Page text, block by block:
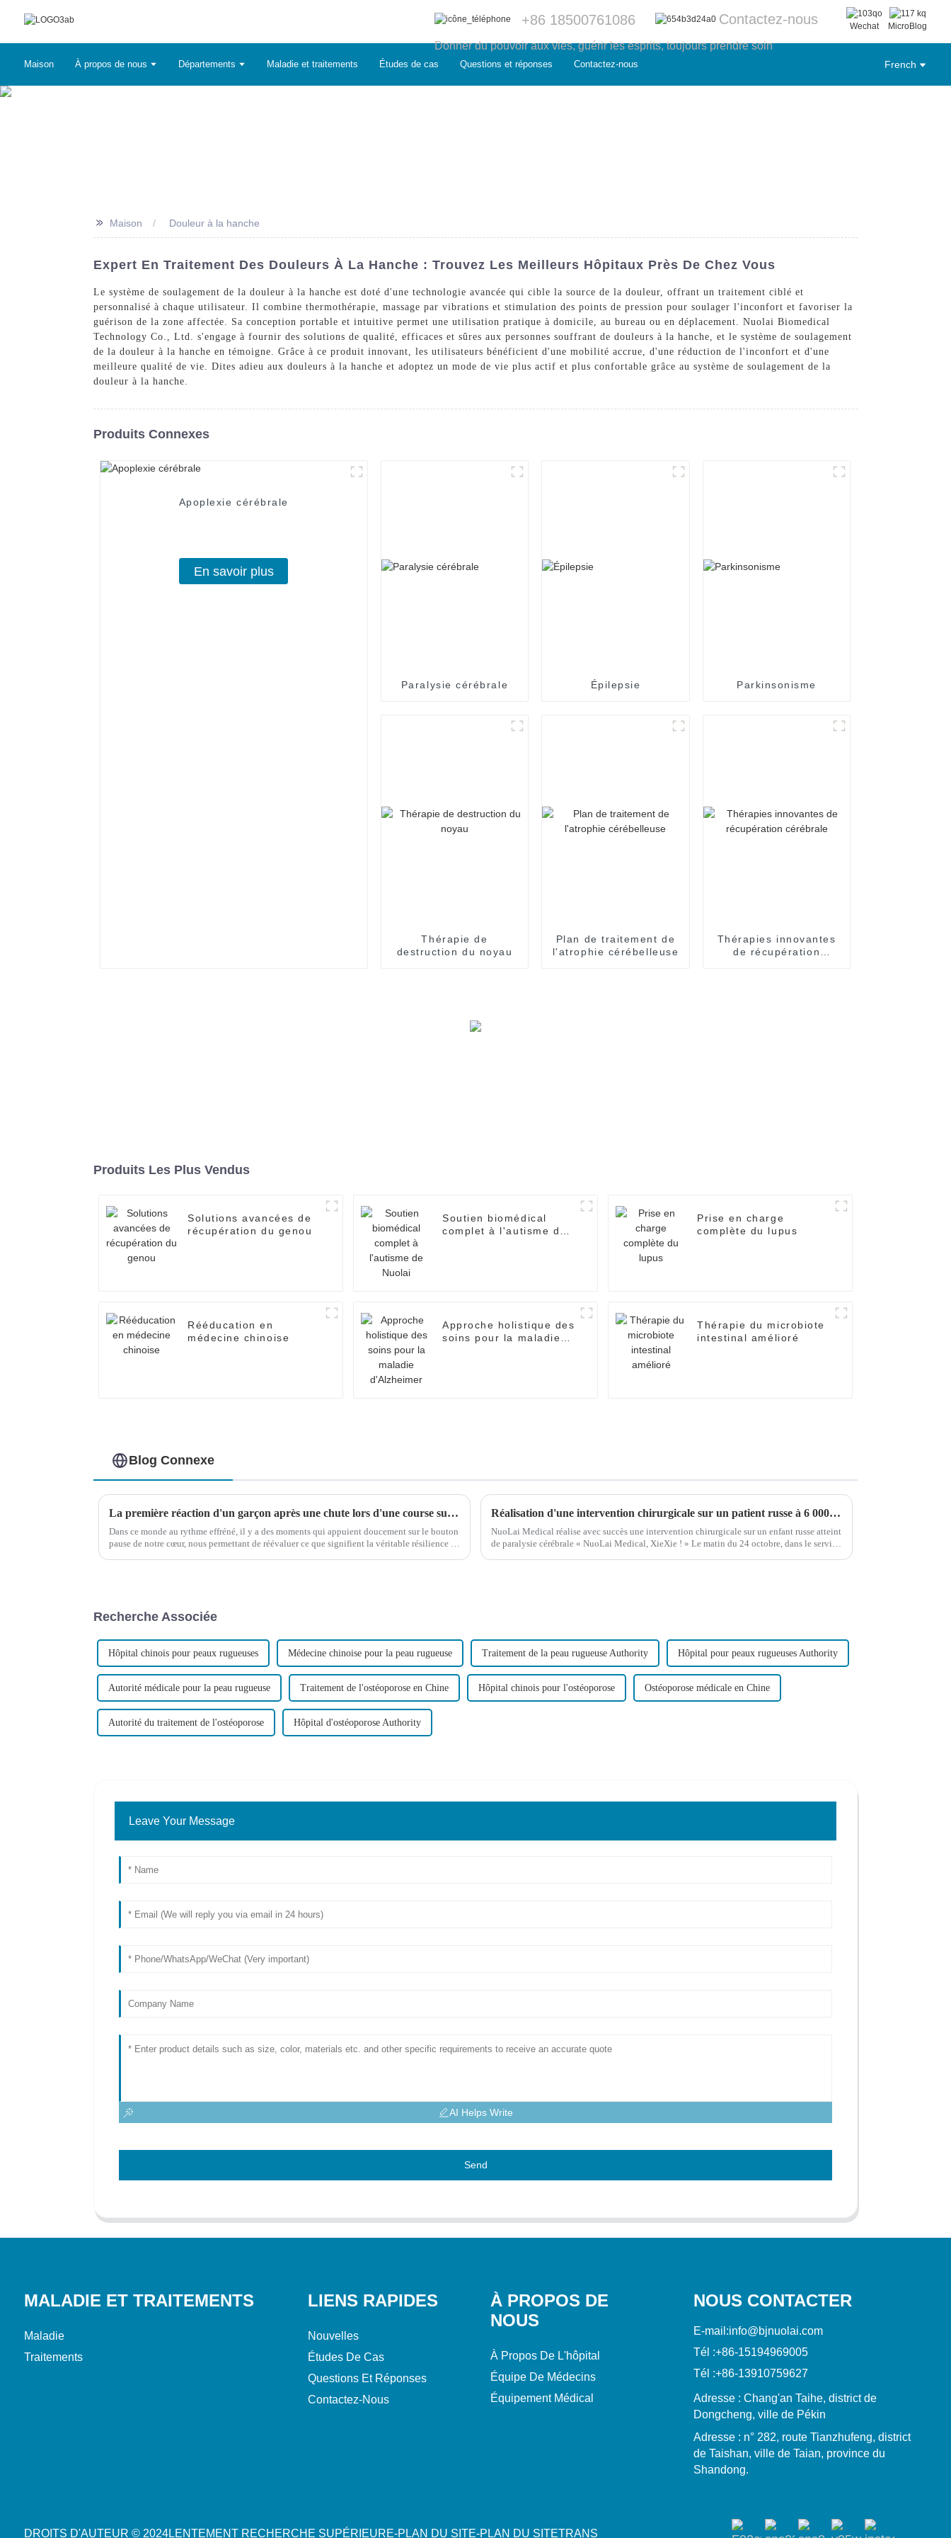
+86 18500761086 Contactez-nous Wechat MicroBlog
Donner du pouvoir aux vies, guérir les esprits, toujours prendre soin
Maison À propos de nous Départements Maladie et traitements Études de cas Questions et réponses Contactez-nous French
>> Maison Douleur à la hanche
Expert En Traitement Des Douleurs À La Hanche : Trouvez Les Meilleurs Hôpitaux Près De Chez Vous
Le système de soulagement de la douleur à la hanche est doté d'une technologie avancée qui cible la source de la douleur, offrant un traitement ciblé et
personnalisé à chaque utilisateur. Il combine thermothérapie, massage par vibrations et stimulation des points de pression pour soulager l'inconfort et favoriser la
guérison de la zone affectée. Sa conception portable et intuitive permet une utilisation pratique à domicile, au bureau ou en déplacement. Nuolai Biomedical
Technology Co., Ltd. s'engage à fournir des solutions de qualité, efficaces et sûres aux personnes souffrant de douleurs à la hanche, et le système de soulagement
de la douleur à la hanche en témoigne. Grâce à ce produit innovant, les utilisateurs bénéficient d'une mobilité accrue, d'une réduction de l'inconfort et d'une
meilleure qualité de vie. Dites adieu aux douleurs à la hanche et adoptez un mode de vie plus actif et plus confortable grâce au système de soulagement de la
douleur à la hanche.
Produits Connexes
Apoplexie cérébrale
En savoir plus
Paralysie cérébrale Épilepsie Parkinsonisme
Thérapie de
destruction du noyau
Plan de traitement de
l'atrophie cérébelleuse
Thérapies innovantes
de récupération
Produits Les Plus Vendus
Solutions avancées de
récupération du genou
Soutien biomédical
complet à l'autisme de
Prise en charge
complète du lupus
Rééducation en
médecine chinoise
Approche holistique des
soins pour la maladie
Thérapie du microbiote
intestinal amélioré
Blog Connexe
La première réaction d'un garçon après une chute lors d'une course suscite des éloges sur Internet !
Dans ce monde au rythme effréné, il y a des moments qui appuient doucement sur le bouton
pause de notre cœur, nous permettant de réévaluer ce que signifient la véritable résilience et
Réalisation d'une intervention chirurgicale sur un patient russe à 6 000 kilomètres de distance
NuoLai Medical réalise avec succès une intervention chirurgicale sur un enfant russe atteint
de paralysie cérébrale « NuoLai Medical, XieXie ! » Le matin du 24 octobre, dans le service
Recherche Associée
Hôpital chinois pour peaux rugueuses Médecine chinoise pour la peau rugueuse Traitement de la peau rugueuse Authority Hôpital pour peaux rugueuses Authority
Autorité médicale pour la peau rugueuse Traitement de l'ostéoporose en Chine Hôpital chinois pour l'ostéoporose Ostéoporose médicale en Chine
Autorité du traitement de l'ostéoporose Hôpital d'ostéoporose Authority
Leave Your Message
AI Helps Write
Send
MALADIE ET TRAITEMENTS
Maladie
Traitements
LIENS RAPIDES
Nouvelles
Études De Cas
Questions Et Réponses
Contactez-Nous
À PROPOS DE
NOUS
À Propos De L'hôpital
Équipe De Médecins
Équipement Médical
NOUS CONTACTER
E-mail:info@bjnuolai.com
Tél :+86-15194969005
Tél :+86-13910759627
Adresse : Chang'an Taihe, district de
Dongcheng, ville de Pékin
Adresse : n° 282, route Tianzhufeng, district
de Taishan, ville de Taian, province du
Shandong.
DROITS D'AUTEUR © 2024LENTEMENT RECHERCHE SUPÉRIEURE-PLAN DU SITE-PLAN DU SITETRANS